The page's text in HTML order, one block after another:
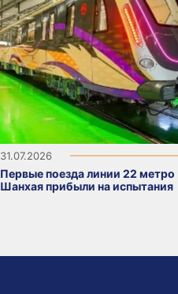
31.07.2026
Первые поезда линии 22 метро
Шанхая прибыли на испытания